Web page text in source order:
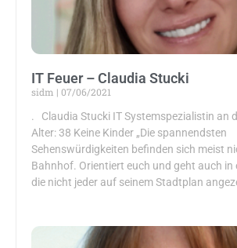
IT Feuer – Claudia Stucki
sidm
07/06/2021
. Claudia Stucki IT Systemspezialistin an
Alter: 38 Keine Kinder „Die spannendsten
Sehenswürdigkeiten befinden sich meist
Bahnhof. Orientiert euch und geht auch in
die nicht jeder auf seinem Stadtplan